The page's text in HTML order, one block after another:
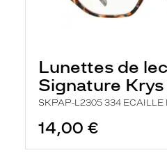
Lunettes de
Signature Krys
SKPAP-L2305 334 ECAILLE
14,00 €